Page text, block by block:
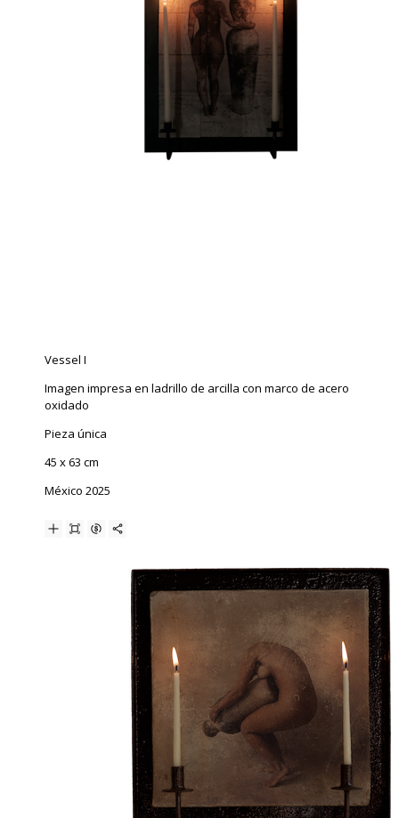
Vessel I
Imagen impresa en ladrillo de arcilla con marco de acero
oxidado
Pieza única
45 x 63 cm
México 2025